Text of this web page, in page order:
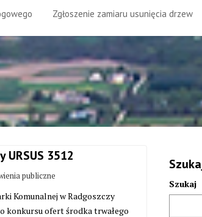
Zgłoszenie zamiaru usunięcia drzew
3512
publiczne
Komunalnej w Radgoszczy
konkursu ofert środka trwałego
Szukaj